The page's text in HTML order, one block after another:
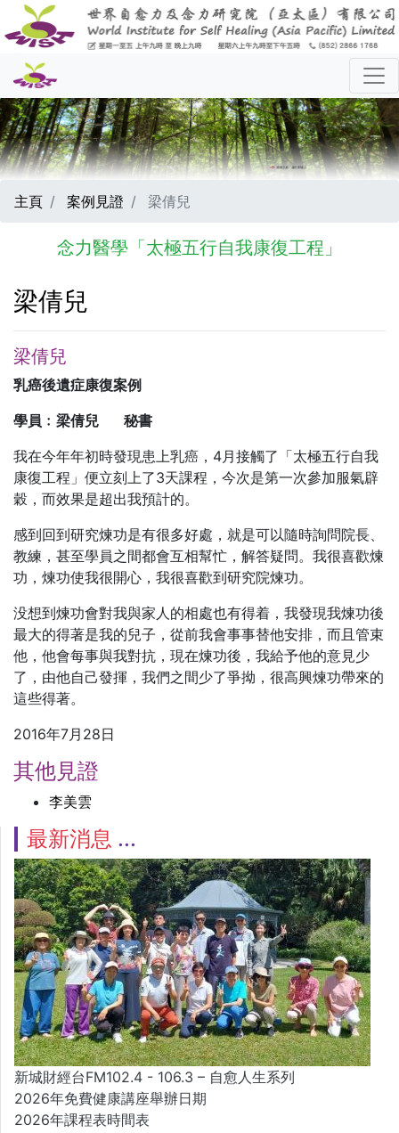
主頁 案例見證 梁倩兒
念力醫學「太極五行自我康復工程」
梁倩兒
梁倩兒
乳癌後遺症康復案例
學員﹕梁倩兒 秘書
我在今年年初時發現患上乳癌，4月接觸了「太極五行自我
康復工程」便立刻上了3天課程，今次是第一次參加服氣辟
穀，而效果是超出我預計的。
感到回到研究煉功是有很多好處，就是可以隨時詢問院長、
教練，甚至學員之間都會互相幫忙，解答疑問。我很喜歡煉
功，煉功使我很開心，我很喜歡到研究院煉功。
没想到煉功會對我與家人的相處也有得着，我發現我煉功後
最大的得著是我的兒子，從前我會事事替他安排，而且管束
他，他會每事與我對抗，現在煉功後，我給予他的意見少
了，由他自己發揮，我們之間少了爭拗，很高興煉功帶來的
這些得著。
2016年7月28日
其他見證
李美雲
最新消息
新城財經台FM102.4 - 106.3 – 自愈人生系列
2026年免費健康講座舉辦日期
2026年課程表時間表